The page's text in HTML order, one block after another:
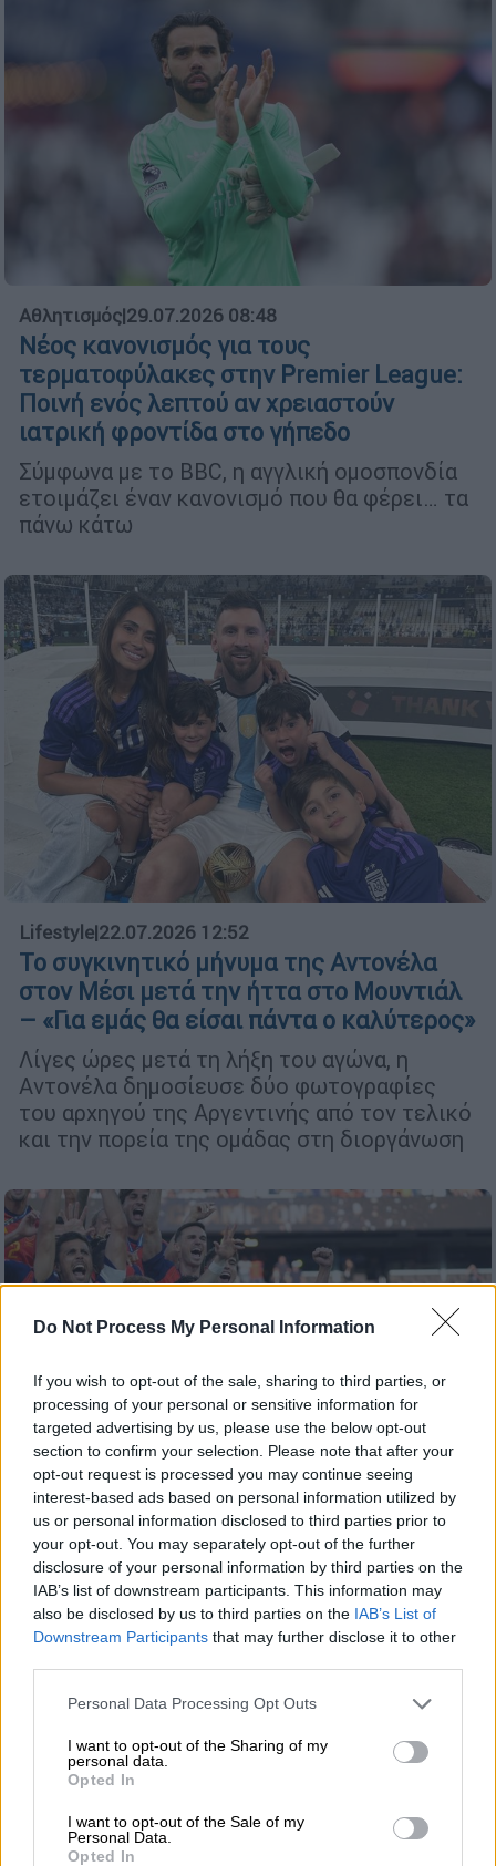
Do Not Process My Personal Information
If you wish to opt-out of the sale, sharing to third parties, or
processing of your personal or sensitive information for
targeted advertising by us, please use the below opt-out
section to confirm your selection. Please note that after your
opt-out request is processed you may continue seeing
interest-based ads based on personal information utilized by
us or personal information disclosed to third parties prior to
your opt-out. You may separately opt-out of the further
disclosure of your personal information by third parties on the
IAB’s list of downstream participants. This information may
also be disclosed by us to third parties on the IAB’s List of
Downstream Participants that may further disclose it to other
Please note that this website/app uses one or more Google
not limited to your visit or usage behaviour. You may click to
grant or deny consent to Google and its third-party tags to
use your data for below specified purposes in below Google
consent section.
Personal Data Processing Opt Outs
I want to opt-out of the Sharing of my
personal data.
Opted In
I want to opt-out of the Sale of my
Personal Data.
Opted In
Αθλητισμός|29.07.2026 08:48
Νέος κανονισμός για τους
τερματοφύλακες στην Premier League:
Ποινή ενός λεπτού αν χρειαστούν
ιατρική φροντίδα στο γήπεδο
Σύμφωνα με το BBC, η αγγλική ομοσπονδία
ετοιμάζει έναν κανονισμό που θα φέρει… τα
πάνω κάτω
Lifestyle|22.07.2026 12:52
Το συγκινητικό μήνυμα της Αντονέλα
στον Μέσι μετά την ήττα στο Μουντιάλ
– «Για εμάς θα είσαι πάντα ο καλύτερος»
Λίγες ώρες μετά τη λήξη του αγώνα, η
Αντονέλα δημοσίευσε δύο φωτογραφίες
του αρχηγού της Αργεντινής από τον τελικό
και την πορεία της ομάδας στη διοργάνωση
Αθλητισμός 21.07.2026 06:11
Μουντιάλ: Αθλητικογράφοι
«ακτινογραφούν» τη γιορτή του κέρδους
- Οι εκπλήξεις, οι απογοητεύσεις, οι
παρεμβάσεις Τραμπ
Συμφωνούν στο ότι αποδόθηκε
τρόπαιο η καλύτερη ομάδα